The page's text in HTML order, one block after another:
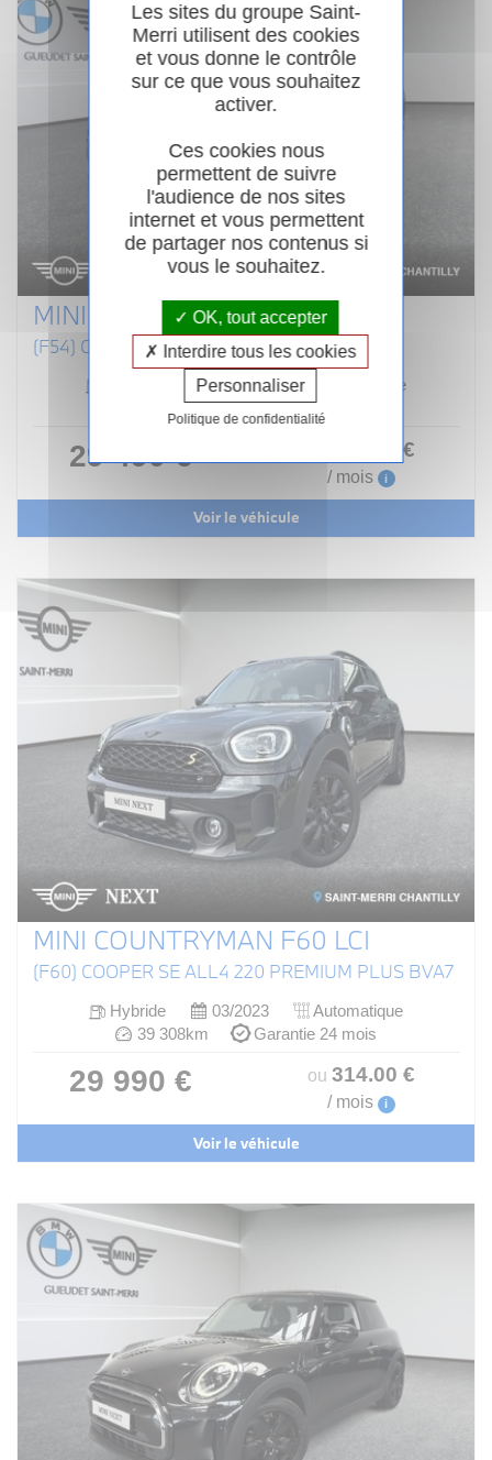
MINI CLUBMAN F54 LCI
(F54) COOPER S 178 PREMIUM PLUS BVA7
03/2023
Automatique
88 206km
Garantie 24 mois
29 490 € €
/ mois i
Voir le véhicule
MINI COUNTRYMAN F60 LCI
(F60) COOPER SE ALL4 220 PREMIUM PLUS BVA7
Hybride 03/2023
Automatique
39 308km
Garantie 24 mois
29 990 € ou 314.00 €
/ mois i
Voir le véhicule
Les sites du groupe Saint-
Merri utilisent des cookies
et vous donne le contrôle
sur ce que vous souhaitez
activer.
Ces cookies nous
permettent de suivre
l'audience de nos sites
internet et vous permettent
de partager nos contenus si
vous le souhaitez.
OK, tout accepter
Interdire tous les cookies
Personnaliser
Politique de confidentialité